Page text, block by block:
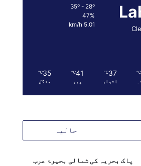
47%
5.01 km/h
℃
37
℃
اتوار
41
℃
پیر
35
℃
منگل
حالیہ
پاک بحریہ کی شمالی بحیرۂ عرب